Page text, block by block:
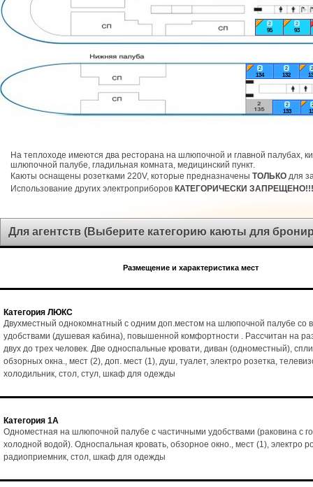
2
2
132
2
133
2
134
2
93
2
95
На теплоходе имеются два ресторана на шлюпочной и главной палубах,
шлюпочной палубе, гладильная комната, медицинский пункт.
Каюты оснащены розетками 220V, которые предназначены ТОЛЬКО для
Использование других электроприборов КАТЕГОРИЧЕСКИ ЗАПРЕЩЕНО!!!
Для агентств (Выберите категорию каюты для
Размещение и характеристика мест
Категория ЛЮКС
Двухместный однокомнатный с одним доп.местом на шлюпочной палубе со
удобствами (душевая кабина), повышенной комфортности . Рассчитан на
двух до трех человек. Две односпальные кровати, диван (одноместный),
обзорных окна., мест (2), доп. мест (1), душ, туалет, электро розетка,
холодильник, стол, стул, шкаф для одежды
Категория 1А
Одноместная на шлюпочной палубе с частичными удобствами (раковина с
холодной водой). Односпальная кровать, обзорное окно., мест (1), электро
радиоприемник, стол, шкаф для одежды